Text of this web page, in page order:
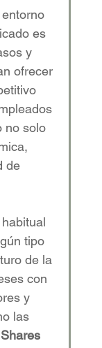
es
y
ofrecer
no solo
de
tipo
de la
con
y
las